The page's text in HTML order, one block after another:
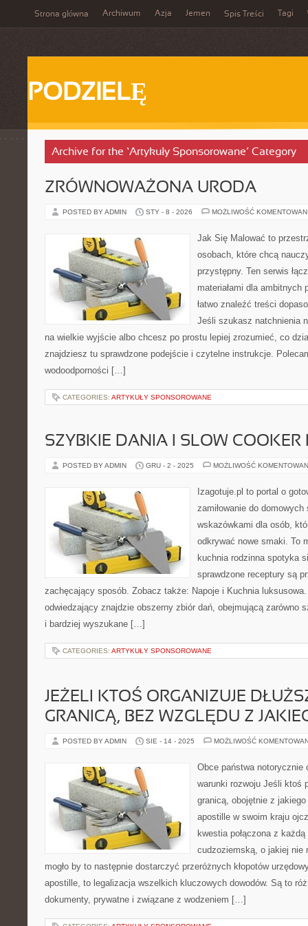
Strona główna Archiwum Azja Jemen Spis Treści Tagi
PODZIELĘ
Archive for the ‘Artykuły Sponsorowane’ Category
ZRÓWNOWAŻONA URODA
POSTED BY ADMIN STY - 8 - 2026 MOŻLIWOŚĆ
Jak Się Malować to
osobach, które chcą
przystępny. Ten serwis
materiałami dla ambitnych
łatwo znaleźć treści
Jeśli szukasz natchnienia
na wielkie wyjście albo chcesz po prostu lepiej zrozumieć, co
znajdziesz tu sprawdzone podejście i czytelne instrukcje.
wodoodporności […]
CATEGORIES: ARTYKUŁY SPONSOROWANE
SZYBKIE DANIA I SLOW COOKER
POSTED BY ADMIN GRU - 2 - 2025 MOŻLIWOŚĆ
Izagotuje.pl to portal o
zamiłowanie do
wskazówkami dla osób,
odkrywać nowe smaki. To
kuchnia rodzinna spotyka
sprawdzone receptury są
zachęcający sposób. Zobacz także: Napoje i Kuchnia
odwiedzający znajdzie obszerny zbiór dań, obejmującą zarówno
i bardziej wyszukane […]
CATEGORIES: ARTYKUŁY SPONSOROWANE
JEŻELI KTOŚ ORGANIZUJE
GRANICĄ, BEZ WZGLĘDU Z
POSTED BY ADMIN SIE - 14 - 2025 MOŻLIWOŚĆ
Obce państwa notorycznie
warunki rozwoju Jeśli ktoś
granicą, obojętnie z
apostille w swoim kraju
kwestia połączona z
cudzoziemską, o jakiej nie
mogło by to następnie dostarczyć przeróżnych kłopotów
apostille, to legalizacja wszelkich kluczowych dowodów. Są to
dokumenty, prywatne i związane z wodzeniem […]